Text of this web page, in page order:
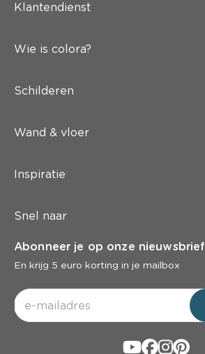
Klantendienst
Wie is colora?
Schilderen
Wand & vloer
Inspiratie
Snel naar
Abonneer je op onze nieuwsbrief
En krijg 5 euro korting in je mailbox